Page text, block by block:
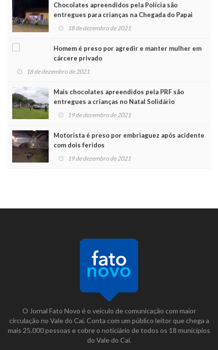
Chocolates apreendidos pela Polícia são
entregues para crianças na Chegada do Papai
Noel 18 de dezembro de 2021
Homem é preso por agredir e manter mulher em
cárcere privado
18 de dezembro de 2021
Mais chocolates apreendidos pela PRF são
entregues a crianças no Natal Solidário
19 de dezembro de 2021
Motorista é preso por embriaguez após acidente
com dois feridos
19 de dezembro de 2021
O Jornal Fato Novo é o veículo de comunicação com maior
circulação no Vale do Caí. Conta com um público leitor que chega a
mais 25.000 pessoas e cobre o noticiário de todos os 18 municípios
do Vale do Caí.